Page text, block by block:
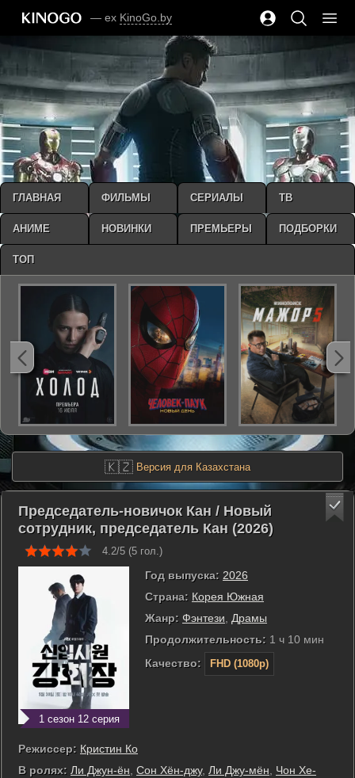
— ex KinoGo.by
🇰🇿 Версия для Казахстана
Председатель-новичок Кан / Новый
сотрудник, председатель Кан (2026)
4.2/5 (5 гол.)
1 сезон 12 серия
Год выпуска: 2026
Страна: Корея Южная
Жанр: Фэнтези
Драмы
Продолжительность: 1 ч 10 мин
Качество:
FHD (1080p)
Режиссер: Кристин Ко
В ролях: Ли Джун-ён Сон Хён-джу, Ли Джу-мён
Чон Хе-
ГЛАВНАЯ ФИЛЬМЫ СЕРИАЛЫ ТВ
АНИМЕ НОВИНКИ ПРЕМЬЕРЫ ПОДБОРКИ
ТОП